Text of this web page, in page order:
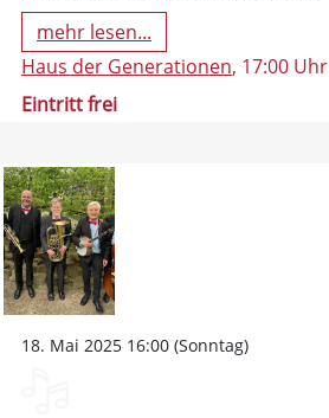
mehr lesen...
Haus der Generationen, 17:00 Uhr
Eintritt frei
18. Mai 2025 16:00 (Sonntag)